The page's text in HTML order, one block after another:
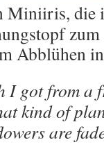
Miniiris,
Abblühen
I got from a
kind of
are